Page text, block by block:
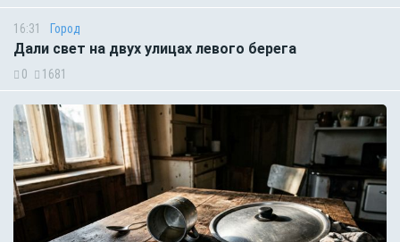
16:31 Город
Дали свет на двух улицах левого берега
0 1681